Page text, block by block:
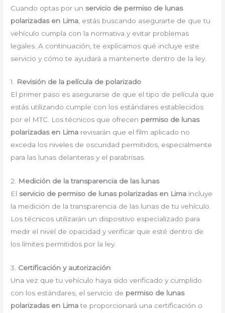
Cuando optas por un servicio de permiso de lunas
polarizadas en Lima , estás buscando asegurarte de que tu
vehículo cumpla con la normativa y evitar problemas
legales. A continuación, te explicamos qué incluye este
servicio y cómo te ayudará a mantenerte dentro de la ley.
1. Revisión de la película de polarizado
El primer paso es asegurarse de que el tipo de película que
estás utilizando cumple con los estándares establecidos
por el MTC. Los técnicos que ofrecen permiso de lunas
polarizadas en Lima revisarán que el film aplicado no
exceda los niveles de oscuridad permitidos, especialmente
para las lunas delanteras y el parabrisas.
2. Medición de la transparencia de las lunas
El servicio de permiso de lunas polarizadas en Lima incluye
la medición de la transparencia de las lunas de tu vehículo.
Los técnicos utilizarán un dispositivo especializado para
medir el nivel de opacidad y verificar que esté dentro de
los límites permitidos por la ley.
3. Certificación y autorización
Una vez que tu vehículo haya sido verificado y cumplido
con los estándares, el servicio de permiso de lunas
polarizadas en Limate proporcionará una certificación o